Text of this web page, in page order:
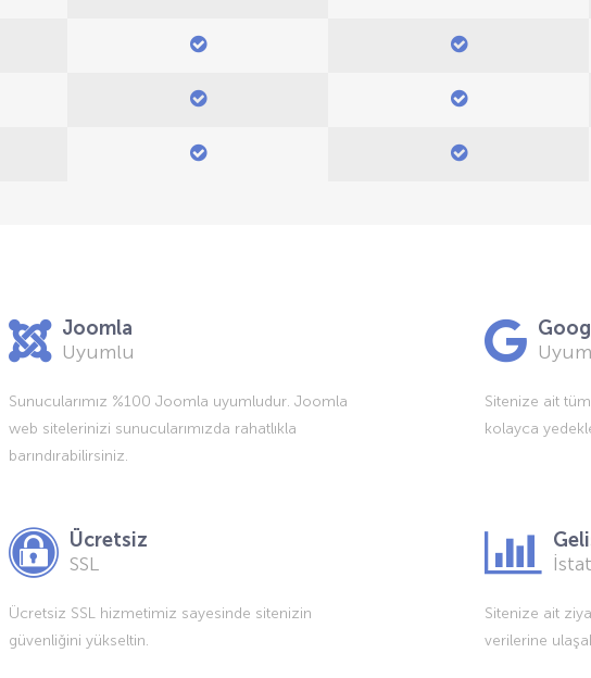
Joomla
Uyumlu
Sunucularımız %100 Joomla uyumludur. Joomla
web sitelerinizi sunucularımızda rahatlıkla
barındırabilirsiniz.
Sitenize ait
kolayca
Ücretsiz
SSL
Ücretsiz SSL hizmetimiz sayesinde sitenizin
güvenliğini yükseltin.
Sitenize ait
verilerine